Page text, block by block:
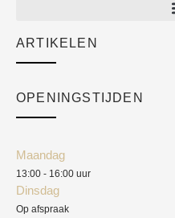
Academy
ARTIKELEN
OPENINGSTIJDEN
Maandag
13:00 - 16:00 uur
Dinsdag
Op afspraak